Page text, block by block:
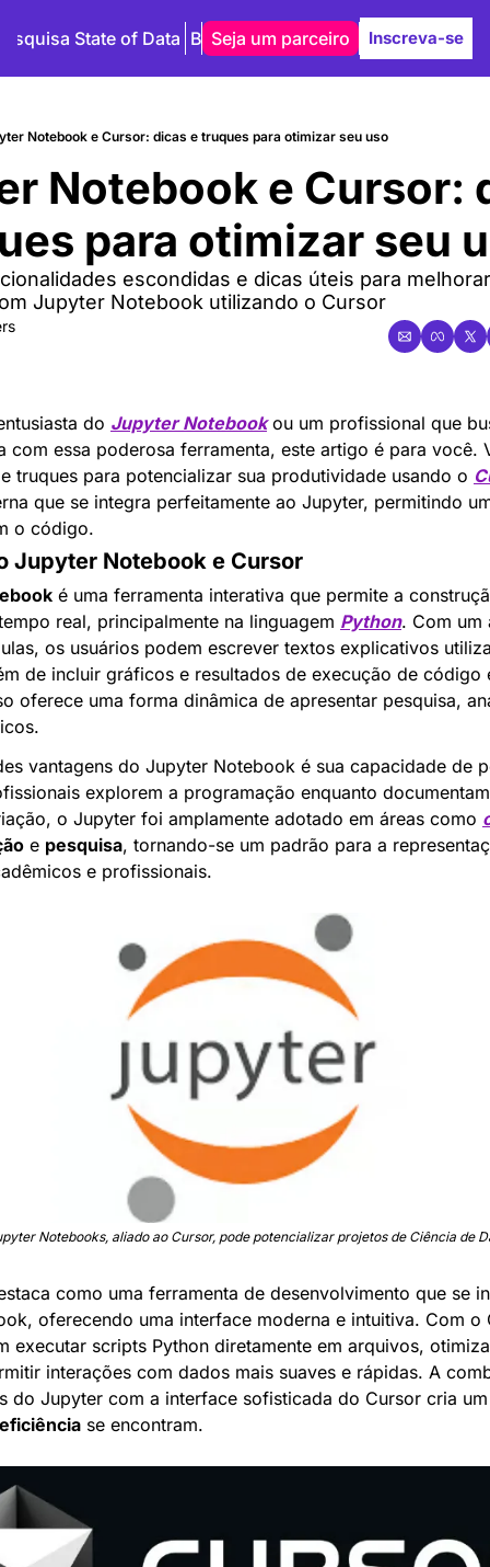
State of Data Blog Autores
Seja um parceiro Inscreva-se
Notebook e Cursor: dicas e truques para otimizar seu uso
Notebook e Cursor:
para otimizar seu
escondidas e dicas úteis para
Jupyter Notebook utilizando o Cursor
do Jupyter Notebook ou um profissional que
com essa poderosa ferramenta, este artigo é para você.
truques para potencializar sua produtividade usando o
que se integra perfeitamente ao Jupyter, permitindo
o código.
Jupyter Notebook e Cursor
é uma ferramenta interativa que permite a
real, principalmente na linguagem Python. Com um
de incluir gráficos e resultados de execução de código
oferece uma forma dinâmica de apresentar pesquisa,
vantagens do Jupyter Notebook é sua capacidade de
explorem a programação enquanto
o Jupyter foi amplamente adotado em áreas como
e pesquisa, tornando-se um padrão para a
e profissionais.
Notebooks, aliado ao Cursor, pode potencializar projetos de Ciência de
como uma ferramenta de desenvolvimento que se
oferecendo uma interface moderna e intuitiva. Com o
executar scripts Python diretamente em arquivos,
interações com dados mais suaves e rápidas. A
eficiência se encontram.